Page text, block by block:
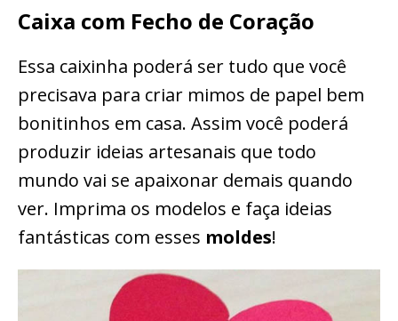
Caixa com Fecho de Coração
Essa caixinha poderá ser tudo que você
precisava para criar mimos de papel bem
bonitinhos em casa. Assim você poderá
produzir ideias artesanais que todo
mundo vai se apaixonar demais quando
ver. Imprima os modelos e faça ideias
fantásticas com esses moldes!